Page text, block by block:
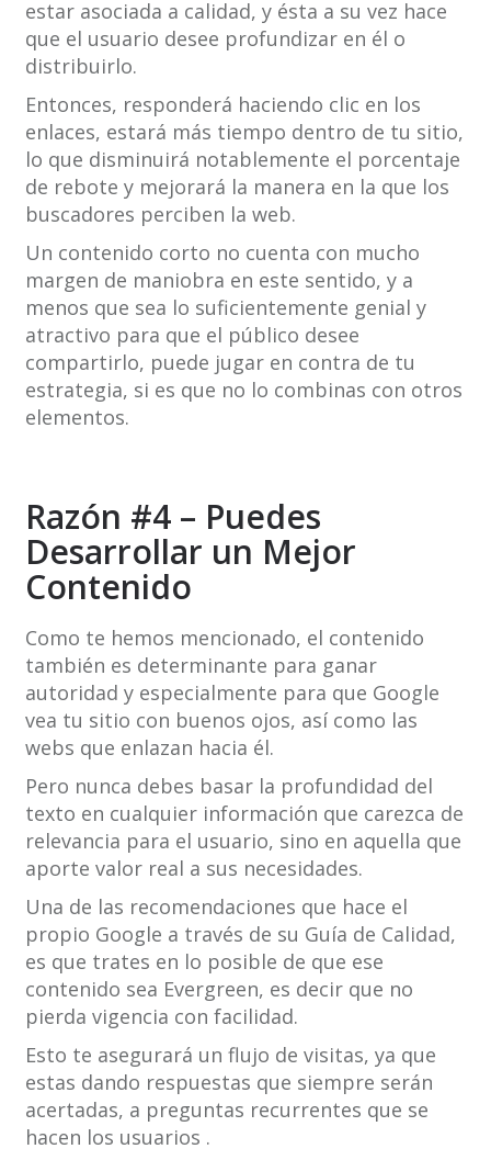
estar asociada a calidad, y ésta a su vez hace
que el usuario desee profundizar en él o
distribuirlo.
Entonces, responderá haciendo clic en los
enlaces, estará más tiempo dentro de tu sitio,
lo que disminuirá notablemente el porcentaje
de rebote y mejorará la manera en la que los
buscadores perciben la web.
Un contenido corto no cuenta con mucho
margen de maniobra en este sentido, y a
menos que sea lo suficientemente genial y
atractivo para que el público desee
compartirlo, puede jugar en contra de tu
estrategia, si es que no lo combinas con otros
elementos.
Razón #4 – Puedes
Desarrollar un Mejor
Contenido
Como te hemos mencionado, el contenido
también es determinante para ganar
autoridad y especialmente para que Google
vea tu sitio con buenos ojos, así como las
webs que enlazan hacia él.
Pero nunca debes basar la profundidad del
texto en cualquier información que carezca de
relevancia para el usuario, sino en aquella que
aporte valor real a sus necesidades.
Una de las recomendaciones que hace el
propio Google a través de su Guía de Calidad,
es que trates en lo posible de que ese
contenido sea Evergreen, es decir que no
pierda vigencia con facilidad.
Esto te asegurará un flujo de visitas, ya que
estas dando respuestas que siempre serán
acertadas, a preguntas recurrentes que se
hacen los usuarios .